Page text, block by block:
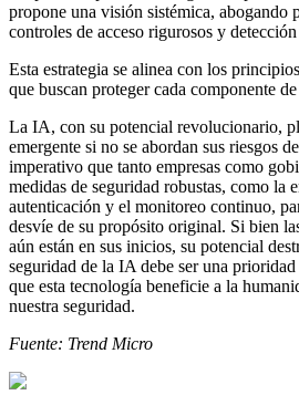
propone una visión sistémica, abogando
controles de acceso rigurosos y
Esta estrategia se alinea con los
que buscan proteger cada componente
La IA, con su potencial revolucionario,
emergente si no se abordan sus riesgos
imperativo que tanto empresas como
medidas de seguridad robustas, como la
autenticación y el monitoreo continuo,
desvíe de su propósito original. Si bien
aún están en sus inicios, su potencial
seguridad de la IA debe ser una
que esta tecnología beneficie a la
nuestra seguridad.
Fuente: Trend Micro